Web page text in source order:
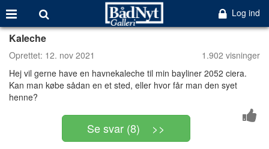
Log ind
Kaleche
Oprettet: 12. nov 2021
1.902 visninger
Hej vil gerne have en havnekaleche til min bayliner 2052 ciera.
Kan man købe sådan en et sted, eller hvor får man den syet
henne?
Se svar (8) >>